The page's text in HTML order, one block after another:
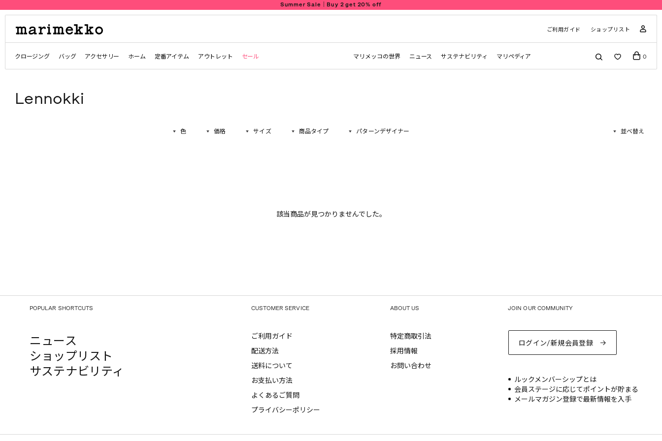
Summer Sale｜Buy 2 get 20% off
ご利用ガイド ショップリスト
クロージング バッグ アクセサリー ホーム 定番アイテム アウトレット セール マリメッコの世界 ニュース サステナビリティ マリペディア 0
Lennokki
色 価格 サイズ 商品タイプ パターンデザイナー 並べ替え
該当商品が見つかりませんでした。
POPULAR SHORTCUTS
ニュース
ショップリスト
サステナビリティ
CUSTOMER SERVICE
ご利用ガイド
配送方法
送料について
お支払い方法
よくあるご質問
プライバシーポリシー
ABOUT US
特定商取引法
採用情報
お問い合わせ
JOIN OUR COMMUNITY
ログイン/新規会員登録
ルックメンバーシップとは
会員ステージに応じてポイントが貯まる
メールマガジン登録で最新情報を入手